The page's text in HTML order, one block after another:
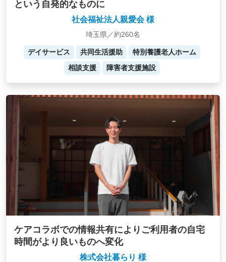
という自発的なものに
社会福祉法人親愛会 様
埼玉県／約260名
デイサービス 共同生活援助
特別養護老人ホーム
相談支援
障害者支援施設
ケアコラボでの情報共有によりご利用者の自宅
時間がより良いものへ変化
株式会社暮らり 様